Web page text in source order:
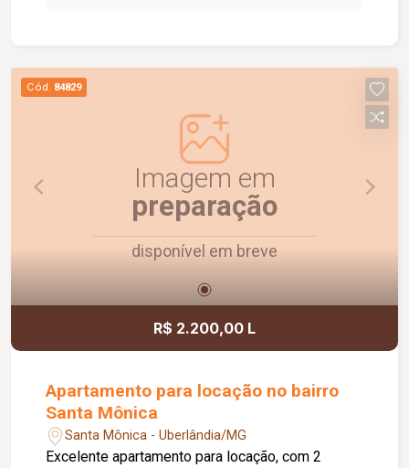
capacidade para 02 carros. Um imóvel
confortável, funcional e pronto para morar.
Agende uma visita e conheça!
Cód. 84829
Imagem em
preparação
disponível em breve
R$ 2.200,00 L
Apartamento para locação no bairro
Santa Mônica
Santa Mônica - Uberlândia/MG
Excelente apartamento para locação, com 2